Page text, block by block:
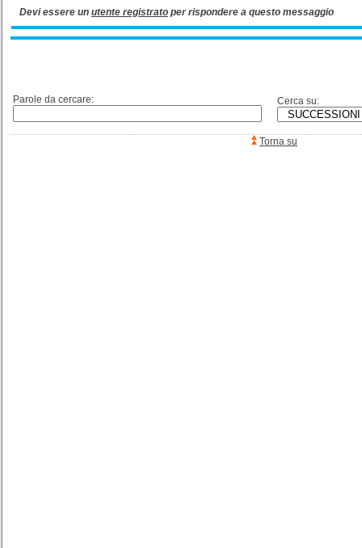
Devi essere un utente registrato per rispondere a questo messaggio
Parole da cercare: Cerca su:
Torna su